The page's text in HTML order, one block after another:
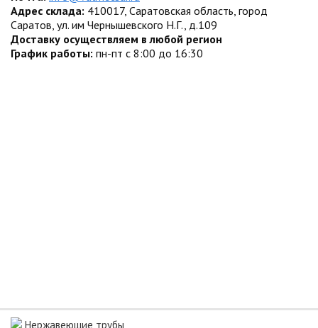
Адрес склада: 410017, Саратовская область, город
Саратов, ул. им Чернышевского Н.Г., д.109
Доставку осуществляем в любой регион
График работы: пн-пт с 8:00 до 16:30
Нержавеющие трубы